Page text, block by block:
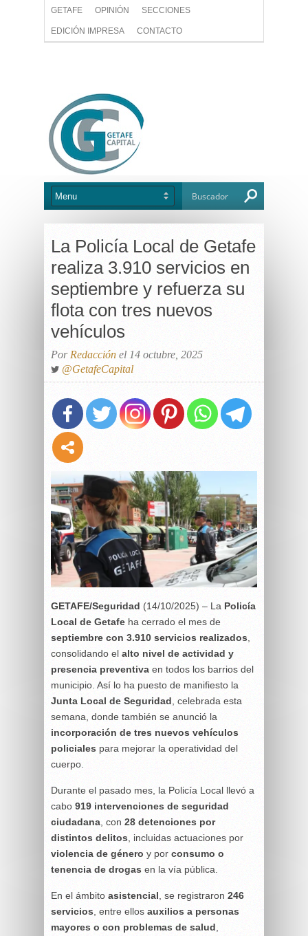
GETAFE OPINIÓN SECCIONES
EDICIÓN IMPRESA CONTACTO
La Policía Local de Getafe
realiza 3.910 servicios en
septiembre y refuerza su
flota con tres nuevos
vehículos
Por Redacción el 14 octubre, 2025
@GetafeCapital
GETAFE/Seguridad (14/10/2025) – La Policía
Local de Getafe ha cerrado el mes de
septiembre con 3.910 servicios realizados
consolidando el alto nivel de actividad y
presencia preventiva en todos los barrios del
municipio. Así lo ha puesto de manifiesto la
Junta Local de Seguridad , celebrada esta
semana, donde también se anunció la
incorporación de tres nuevos vehículos
policiales para mejorar la operatividad del
cuerpo.
Durante el pasado mes, la Policía Local llevó a
cabo 919 intervenciones de seguridad
ciudadana , con 28 detenciones por
distintos delitos , incluidas actuaciones por
violencia de género y por consumo o
tenencia de drogas en la vía pública.
En el ámbito asistencial , se registraron 246
servicios , entre ellos auxilios a personas
mayores o con problemas de salud